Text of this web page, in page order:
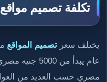
تكلفة تصميم مواقع
يختلف سعر تصميم المواقع
مصري حسب العديد من